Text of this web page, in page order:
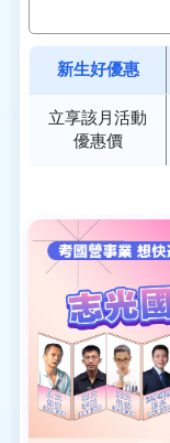
新生好優惠
立享該月活動
優惠價